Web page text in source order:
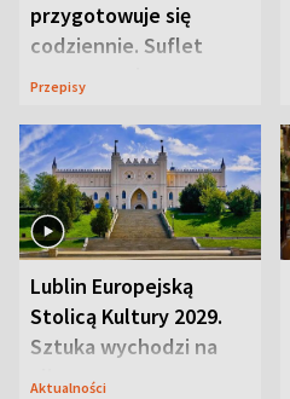
przygotowuje się
codziennie. Suflet
serowy zachwyca
Przepisy
Lublin Europejską
Stolicą Kultury 2029.
Sztuka wychodzi na
ulice
Aktualności